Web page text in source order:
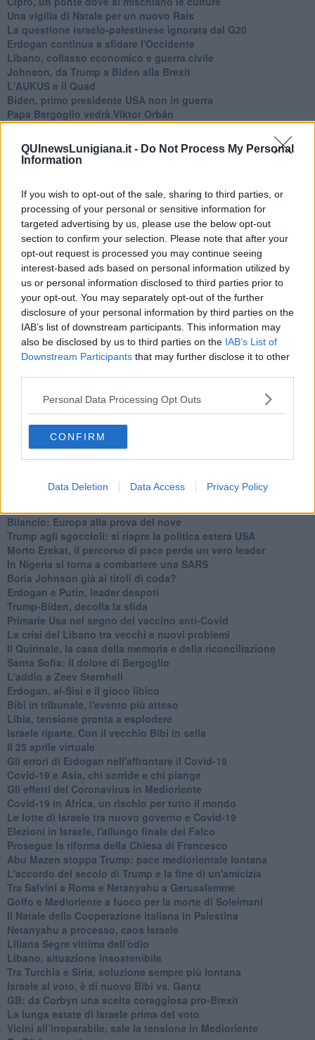
QUInewsLunigiana.it - Do Not Process My Personal
Information
If you wish to opt-out of the sale, sharing to third parties, or
processing of your personal or sensitive information for
targeted advertising by us, please use the below opt-out
section to confirm your selection. Please note that after your
opt-out request is processed you may continue seeing
interest-based ads based on personal information utilized by
us or personal information disclosed to third parties prior to
your opt-out. You may separately opt-out of the further
disclosure of your personal information by third parties on the
IAB’s list of downstream participants. This information may
also be disclosed by us to third parties on the IAB’s List of
Downstream Participants that may further disclose it to other
Personal Data Processing Opt Outs
CONFIRM
Data Deletion Data Access Privacy Policy
Una vigilia di Natale per un nuovo Rais
La questione israelo-palestinese ignorata dal G20
Erdogan continua a sfidare l'Occidente
Libano, collasso economico e guerra civile
Johnson, da Trump a Biden alla Brexit
L'AUKUS e il Quad
Biden, primo presidente USA non in guerra
Papa Bergoglio vedrà Viktor Orbán
Bennet, un giorno in attesa di Biden
Il ritorno dei talebani
​La lenta agonia del Libano
L’appuntamento di Israele con il cambiamento
La farsa delle elezioni in Siria
In Medioriente non ci sono favole, solo realtà
Biden chiama ma Netanyahu non risponde
Niente di nuovo in Medioriente
La forza di Boris Johnson
Biden nuovo alleato armeno contro la Turchia
Mar Mediterraneo cimitero silente
Richiami neo ottomani, la Francia guarda sospetta
Israele ultima curva a destra
Israele al voto: il Re sarà morto o vivo?
Londra trema tra gossip e casse vuote
Da Kindu a Kanyamahoro
Trump è vivo, ma Biden va avanti
Myanmar e Thailandia, colpi di Stato ciclici
Crescono le tensioni in Turchia
Ombre cinesi sul Myanmar
27 gennaio, indispensabile alimentare la Memoria
Countdown per Biden: non è un 20 gennaio qualunque
A 10 anni dalle primavere arabe
Israele: è crisi politica
Bilancio: Europa alla prova del nove
Trump agli sgoccioli: si riapre la politica estera USA
Morto Erekat, il percorso di pace perde un vero leader
In Nigeria si torna a combattere una SARS
Boris Johnson già ai titoli di coda?
Erdogan e Putin, leader despoti
Trump-Biden, decolla la sfida
Primarie Usa nel segno del vaccino anti-Covid
La crisi del Libano tra vecchi e nuovi problemi
Il Quirinale, la casa della memoria e della riconciliazione
Santa Sofia: il dolore di Bergoglio
L'addio a ​Zeev Sternhell
Erdogan, al-Sisi e il gioco libico
Bibi in tribunale, l'evento più atteso
Libia, tensione pronta a esplodere
Israele riparte. Con il vecchio Bibi in sella
Il 25 aprile virtuale
Gli errori di Erdogan nell'affrontare il Covid-19
Covid-19 e Asia, chi sorride e chi piange
Gli effetti del Coronavirus in Medioriente
Covid-19 in Africa, un rischio per tutto il mondo
Le lotte di Israele tra nuovo governo e Covid-19
Elezioni in Israele, l'allungo finale del Falco
Prosegue la riforma della Chiesa di Francesco
Abu Mazen stoppa Trump: pace mediorientale lontana
L'accordo del secolo di Trump e la fine di un'amicizia
Tra Salvini a Roma e Netanyahu a Gerusalemme
Golfo e Medioriente a fuoco per la morte di Soleimani
Il Natale della Cooperazione italiana in Palestina
Netanyahu a processo, caos Israele
Liliana Segre vittima dell'odio
Libano, situazione insostenibile
Tra Turchia e Siria, soluzione sempre più lontana
Israele al voto, è di nuovo Bibi vs. Gantz
GB: da Corbyn una scelta coraggiosa pro-Brexit
La lunga estate di Israele prima del voto
Vicini all’irreparabile, sale la tensione in Medioriente